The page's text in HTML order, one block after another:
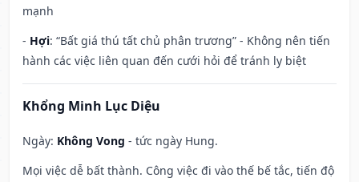
mạnh
- Hợi: “Bất giá thú tất chủ phân trương” - Không nên tiến
hành các việc liên quan đến cưới hỏi để tránh ly biệt
Khổng Minh Lục Diệu
Ngày: Không Vong - tức ngày Hung.
Mọi việc dễ bất thành. Công việc đi vào thế bế tắc, tiến độ